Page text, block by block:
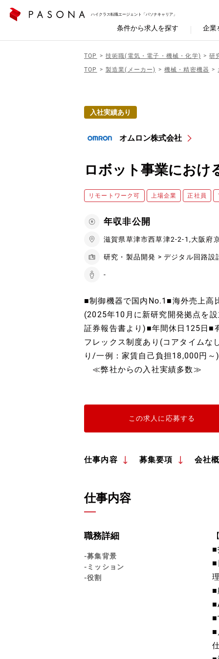
ハイクラス転職エージェント「パソナキャリア」
条件から求人を探す 企業
TOP 技術職(電気・電子・機械・化学)
研
TOP
製造業(メーカー) 機械・精密機器
入社実績あり
オムロン株式会社
ロボット事業におけ
リモートワーク可 上場企業 正社員
年収非公開
滋賀県草津市西草津2-2-1,大阪府
研究・製品開発 > デジタル回路設
-
■制御機器で国内No.1■海外売上高
(2025年10月に新研究開発拠点を
証券報告書より)■年間休日125日■
フレックス制度あり(コアタイム
り/一例：家賃自己負担18,000円
≪弊社からの入社実績多数≫
この求人に応募する
仕事内容 募集要項 会社
仕事内容
職務詳細
-募集背景
-ミッション
-役割
■
■
■
■
■